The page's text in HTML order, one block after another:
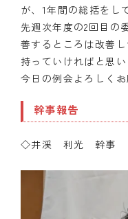
が、1年間の総括をし
先週次年度の2回目の
善するところは改善
持っていければと思い
今日の例会よろしくお
幹事報告
◇井渓 利光 幹事